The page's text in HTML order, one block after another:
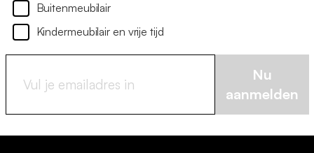
Buitenmeubilair
Kindermeubilair en vrije tijd
Nu
aanmelden